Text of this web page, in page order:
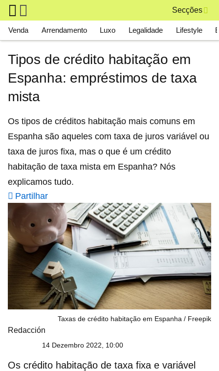
Skip to main content
Secções
Main navigation
Venda Arrendamento Luxo Legalidade Lifestyle
Tipos de crédito habitação em
Espanha: empréstimos de taxa
mista
Os tipos de créditos habitação mais comuns em
Espanha são aqueles com taxa de juros variável ou
taxa de juros fixa, mas o que é um crédito
habitação de taxa mista em Espanha? Nós
explicamos tudo.
Partilhar
Taxas de crédito habitação em Espanha Freepik
Redacción
14 Dezembro 2022, 10:00
Os crédito habitação de taxa fixa e variável